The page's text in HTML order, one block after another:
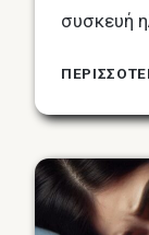
συσκευή